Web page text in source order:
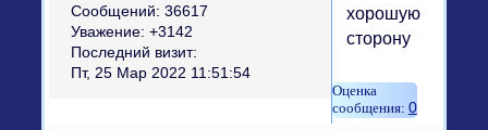
Сообщений: 36617
Уважение: +3142
Последний визит:
Пт, 25 Мар 2022 11:51:54
хорошую
сторону
0